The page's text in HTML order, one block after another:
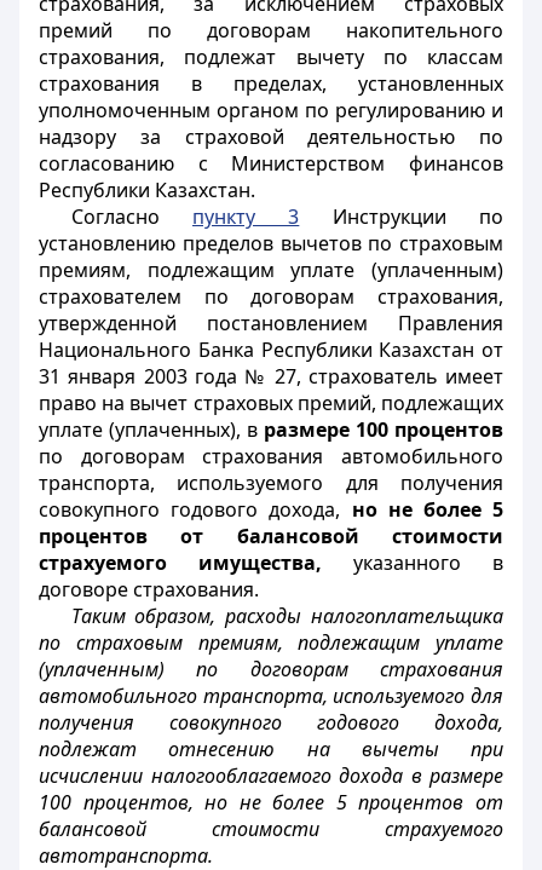
премий по договорам накопительного
страхования, подлежат вычету по классам
страхования в пределах, установленных
уполномоченным органом по регулированию и
надзору за страховой деятельностью по
согласованию с Министерством финансов
Республики Казахстан.
Согласно пункту 3 Инструкции по
установлению пределов вычетов по страховым
премиям, подлежащим уплате (уплаченным)
страхователем по договорам страхования,
утвержденной постановлением Правления
Национального Банка Республики Казахстан от
31 января 2003 года № 27, страхователь имеет
право на вычет страховых премий, подлежащих
уплате (уплаченных), в размере 100 процентов
по договорам страхования автомобильного
транспорта, используемого для получения
совокупного годового дохода, но не более 5
процентов от балансовой стоимости
страхуемого имущества, указанного в
договоре страхования.
Таким образом, расходы налогоплательщика
по страховым премиям, подлежащим уплате
(уплаченным) по договорам страхования
автомобильного транспорта, используемого для
получения совокупного годового дохода,
подлежат отнесению на вычеты при
исчислении налогооблагаемого дохода в размере
100 процентов, но не более 5 процентов от
балансовой стоимости страхуемого
автотранспорта.